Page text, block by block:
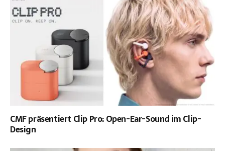
CMF präsentiert Clip Pro: Open-Ear-Sound im Clip-
Design